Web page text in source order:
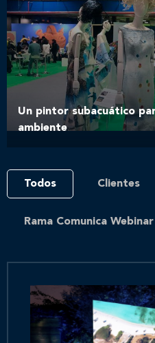
Un pintor subacuático
ambiente
Todos Clientes
Rama Comunica Webinar